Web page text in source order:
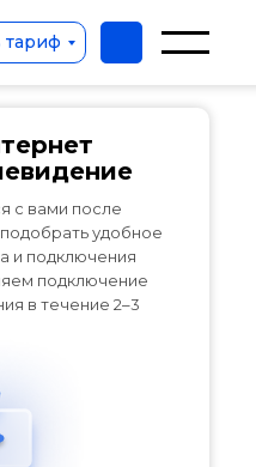
тариф
с вами после
удобное
и подключения
подключение
в течение 2–3